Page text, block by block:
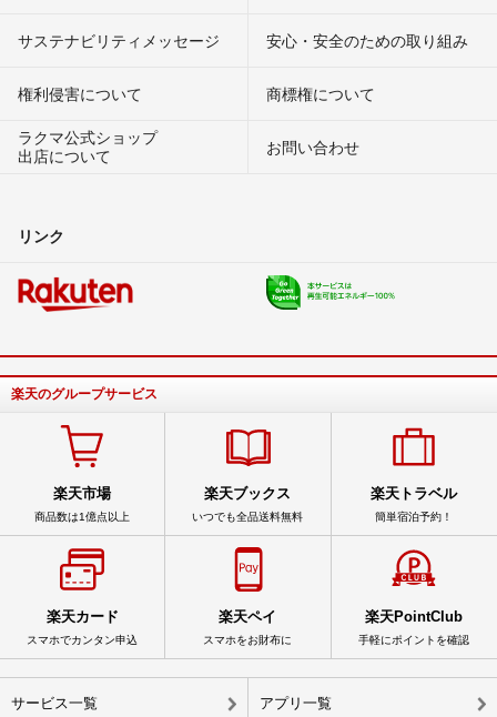
サステナビリティメッセージ 安心・安全のための取り組み
権利侵害について
商標権について
ラクマ公式ショップ
出店について
お問い合わせ
リンク
楽天のグループサービス
楽天市場
商品数は1億点以上
楽天ブックス
いつでも全品送料無料
楽天トラベル
簡単宿泊予約！
楽天カード
スマホでカンタン申込
楽天ペイ
スマホをお財布に
楽天PointClub
手軽にポイントを確認
サービス一覧 アプリ一覧